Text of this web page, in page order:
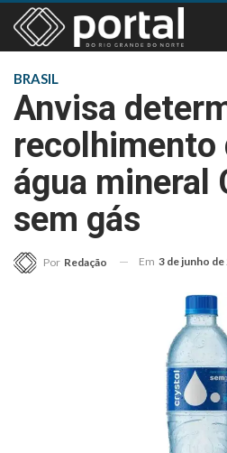
BRASIL
Anvisa
recolhimento
água mineral
sem gás
Por Redação Em 3 de junho